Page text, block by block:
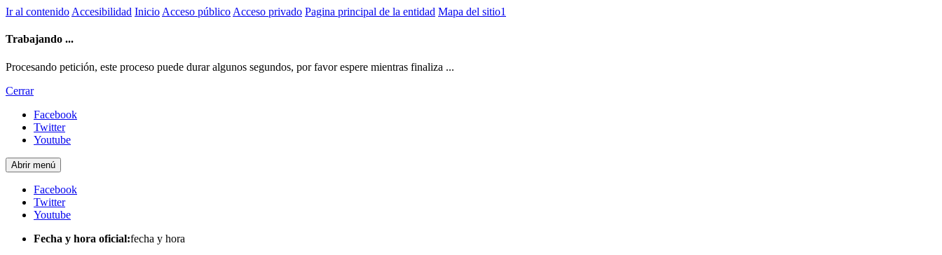
Ir al contenido Accesibilidad Inicio Acceso público Acceso privado Pagina principal de la entidad Mapa del sitio1
Trabajando ...
Procesando petición, este proceso puede durar algunos segundos, por favor espere mientras finaliza ...
Cerrar
Facebook
Twitter
Youtube
Abrir menú
Facebook
Twitter
Youtube
Fecha y hora oficial:fecha y hora